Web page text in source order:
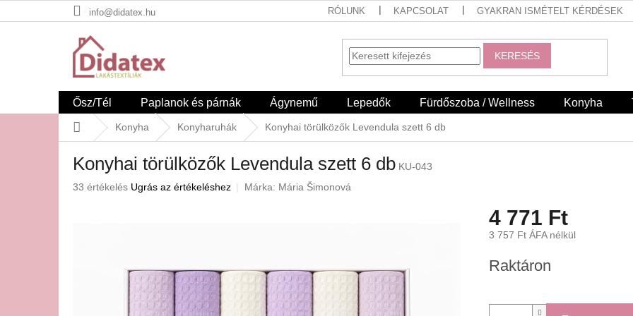
a
info@didatex.hu RÓLUNK KAPCSOLAT GYAKRAN ISMÉTELT KÉRDÉSEK
KERESÉS
Ősz/Tél Paplanok és párnák Ágynemű Lepedők Fürdőszoba / Wellness Konyha
KezdőlapKonyha Konyharuhák Konyhai törülközők Levendula szett 6 db
Konyhai törülközők Levendula szett 6 db KU-043
A
33 értékelés Ugrás az értékeléshez Márka: Mária Šimonová
4 771 Ft
3 757 Ft ÁFA nélkül
Raktáron